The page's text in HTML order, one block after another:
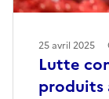
Lutte
produits
25 avril 2025